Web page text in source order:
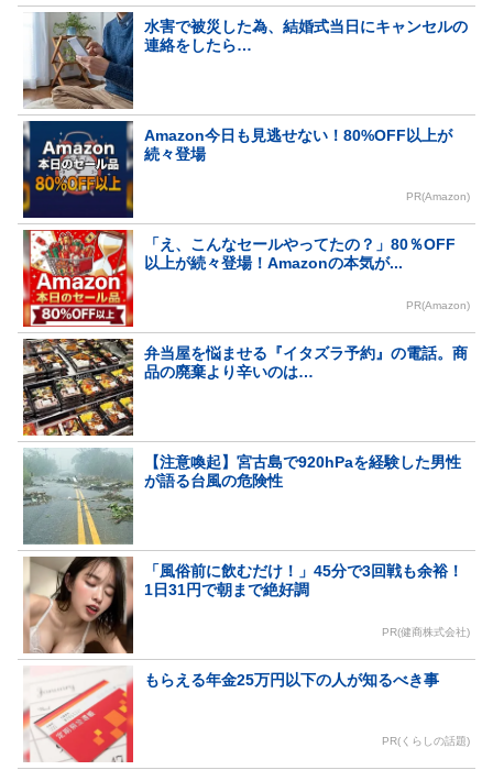
水害で被災した為、結婚式当日にキャンセルの
連絡をしたら…
Amazon今日も見逃せない！80%OFF以上が
続々登場
PR(Amazon)
「え、こんなセールやってたの？」80％OFF
以上が続々登場！Amazonの本気が...
PR(Amazon)
弁当屋を悩ませる『イタズラ予約』の電話。商
品の廃棄より辛いのは…
【注意喚起】宮古島で920hPaを経験した男性
が語る台風の危険性
「風俗前に飲むだけ！」45分で3回戦も余裕！
1日31円で朝まで絶好調
PR(健商株式会社)
もらえる年金25万円以下の人が知るべき事
PR(くらしの話題)